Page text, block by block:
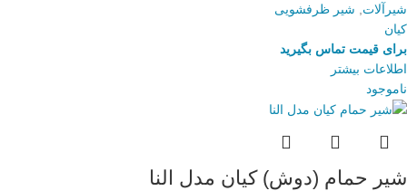
شیرآلات
شیر ظرفشویی
کیان
برای قیمت تماس بگیرید
اطلاعات بیشتر
ناموجود
شیر حمام (دوش) کیان مدل النا